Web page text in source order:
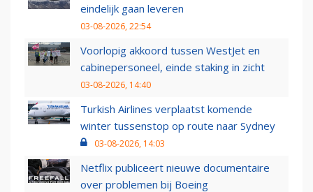
eindelijk gaan leveren
03-08-2026, 22:54
Voorlopig akkoord tussen WestJet en
cabinepersoneel, einde staking in zicht
03-08-2026, 14:40
Turkish Airlines verplaatst komende
winter tussenstop op route naar Sydney
03-08-2026, 14:03
Netflix publiceert nieuwe documentaire
over problemen bij Boeing